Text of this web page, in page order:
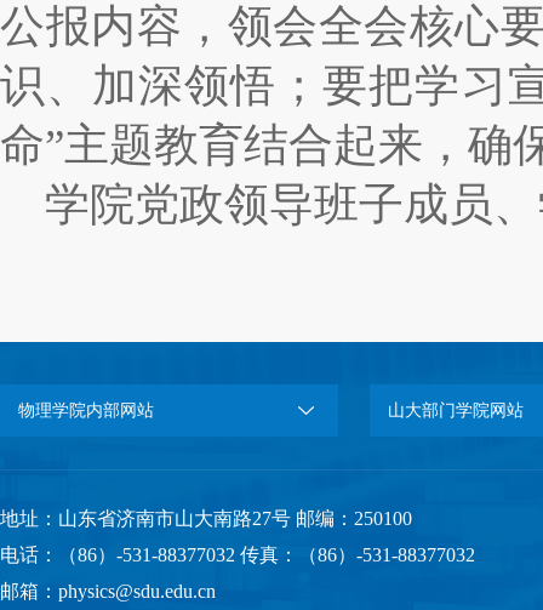
公报内容，领会全会核心
识、加深领悟；要把学习
命”主题教育结合起来，确
学院党政领导班子成员
物理学院内部网站 山大部门学院网站
地址：山东省济南市山大南路27号 邮编：250100
电话：（86）-531-88377032 传真：（86）-531-88377032
邮箱：physics@sdu.edu.cn